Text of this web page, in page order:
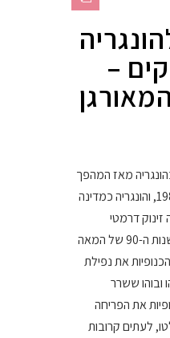
–
מאז המהפך
הפוליטי והכלכלי בשנת 1989, והונגריה כמדינה
דרמטי
בפשיעה המאורגנת מאז שנות ה-90 של המאה
את נפילת
ובוהו ששרר
את הפריחה
לעתים קרובות